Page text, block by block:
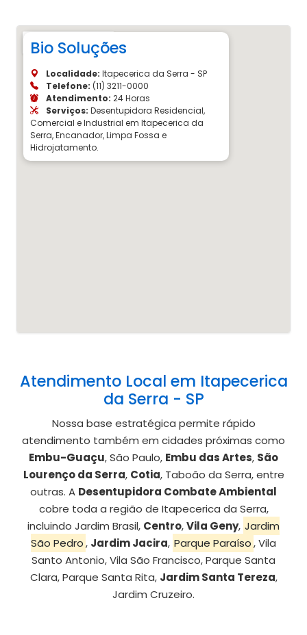
Bio Soluções
Localidade: Itapecerica da Serra - SP
Telefone: (11) 3211-0000
Atendimento: 24 Horas
Serviços: Desentupidora Residencial,
Comercial e Industrial em Itapecerica da
Serra, Encanador, Limpa Fossa e
Hidrojatamento.
Atendimento Local em Itapecerica
da Serra - SP
Nossa base estratégica permite rápido
atendimento também em cidades próximas como
Embu-Guaçu, São Paulo, Embu das Artes, São
Lourenço da Serra, Cotia, Taboão da Serra, entre
outras. A Desentupidora Combate Ambiental
cobre toda a região de Itapecerica da Serra,
incluindo Jardim Brasil, Centro,Vila Geny, Jardim
São Pedro, Jardim Jacira, Parque Paraíso , Vila
Santo Antonio, Vila São Francisco, Parque Santa
Clara, Parque Santa Rita, Jardim Santa Tereza,
Jardim Cruzeiro.